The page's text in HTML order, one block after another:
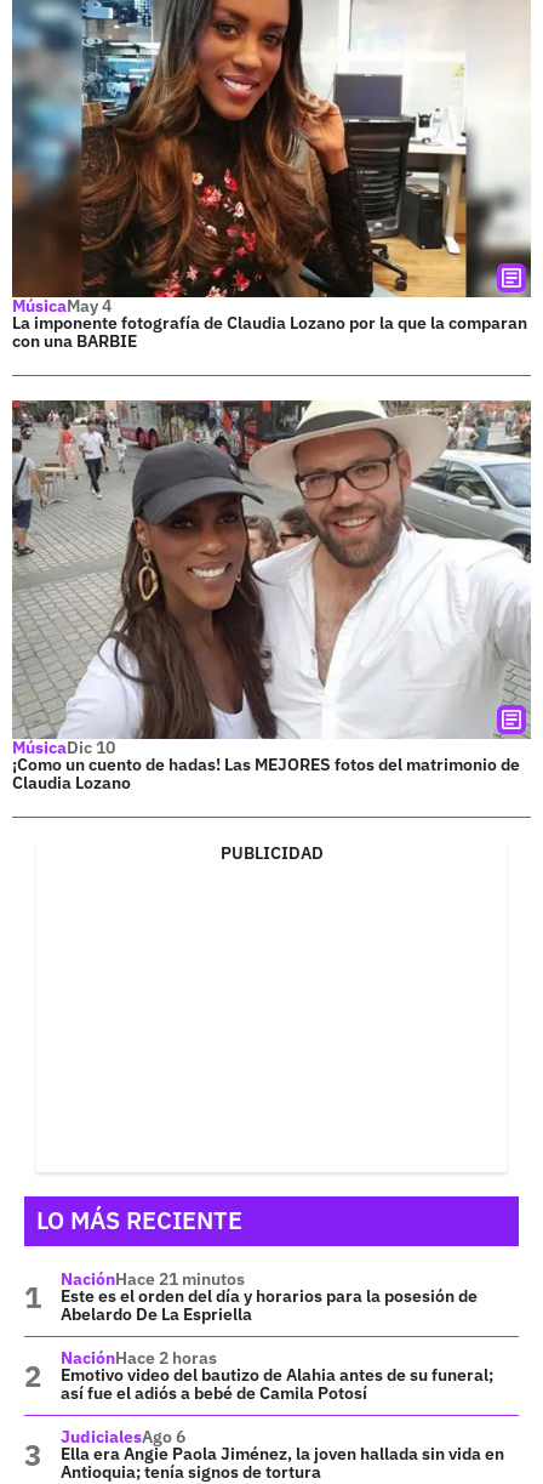
MúsicaMay 4
La imponente fotografía de Claudia Lozano por la que la comparan
con una BARBIE
MúsicaDic 10
¡Como un cuento de hadas! Las MEJORES fotos del matrimonio de
Claudia Lozano
PUBLICIDAD
LO MÁS RECIENTE
NaciónHace 21 minutos
Este es el orden del día y horarios para la posesión de
Abelardo De La Espriella
NaciónHace 2 horas
Emotivo video del bautizo de Alahia antes de su funeral;
así fue el adiós a bebé de Camila Potosí
JudicialesAgo 6
Ella era Angie Paola Jiménez, la joven hallada sin vida en
Antioquia; tenía signos de tortura